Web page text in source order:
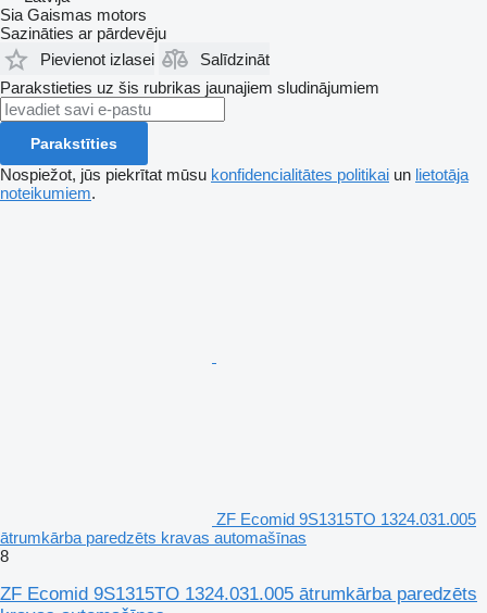
Sia Gaismas motors
Sazināties ar pārdevēju
Pievienot izlasei
Salīdzināt
Parakstieties uz šis rubrikas jaunajiem sludinājumiem
Parakstīties
Nospiežot, jūs piekrītat mūsu konfidencialitātes politikai un lietotāja
noteikumiem.
ZF Ecomid 9S1315TO 1324.031.005
ātrumkārba paredzēts kravas automašīnas
8
ZF Ecomid 9S1315TO 1324.031.005 ātrumkārba paredzēts